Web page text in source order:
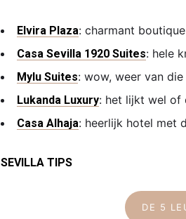
Elvira Plaza: charmant
Casa Sevilla 1920 Suites: hele
Mylu Suites: wow, weer van
Lukanda Luxury: het lijkt wel of
Casa Alhaja: heerlijk hotel met
SEVILLA TIPS
DE 5